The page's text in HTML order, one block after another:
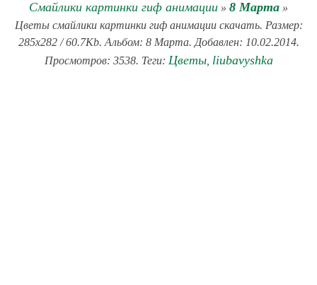
Смайлики картинки гиф анимации » 8 Марта »
Цветы смайлики картинки гиф анимации скачать. Размер:
285x282 / 60.7Kb. Альбом: 8 Марта. Добавлен: 10.02.2014.
Просмотров: 3538. Теги: Цветы, liubavyshka